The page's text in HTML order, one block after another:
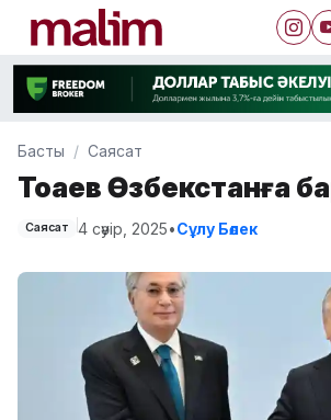
Басты Саясат
Тоқаев Өзбекстанға
Саясат 4 сәуір, 2025•Сұлу Бөлек